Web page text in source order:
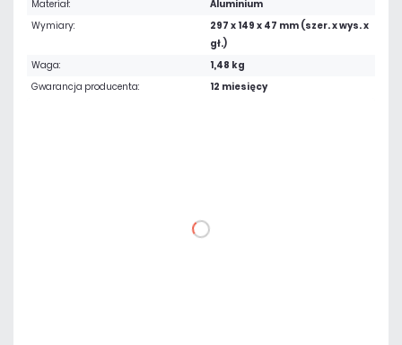
Materiał:
Aluminium
Wymiary:
297 x 149 x 47 mm (szer. x wys. x
gł.)
Waga:
1,48 kg
Gwarancja producenta:
12 miesięcy
DO KOSZYKA